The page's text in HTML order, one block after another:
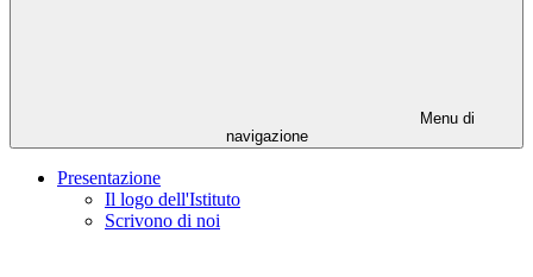
Menu di
navigazione
Presentazione
Il logo dell'Istituto
Scrivono di noi